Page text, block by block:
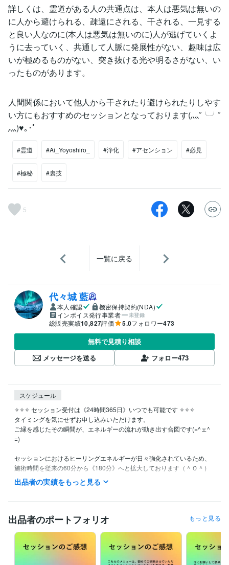
詳しくは、霊道がある人の共通点は、本人は悪気は無いの
に人から避けられる、疎遠にされる、干される、一見する
と良い人なのに(本人は悪気は無いのに)人が逃げていくよ
うに去っていく、共通して人脈に発展性がない、趣味は広
いが極めるものがない、突き抜ける光や明るさがない、い
ったものがあります。
人間関係において他人から干されたり避けられたりしやす
い方にもおすすめのセッションとなっております(灬˘╰╯˘
灬)♥｡･ﾟ
#霊道 #Ai_Yoyoshiro_ #浄化 #アセンション #必見
#極秘 #裏技
5
一覧に戻る
代々城 藍
本人確認
機密保持契約(NDA)
インボイス発行事業者
未登録
総販売実績10,827評価 5.0フォロワー473
無料で見積り相談
メッセージを送る
フォロー473
スケジュール
✧✧✧ セッション受付は《24時間365日》いつでも可能です ✧✧✧
タイミングを気にせずお申し込みいただけます。
ご縁を感じたその瞬間が、エネルギーの流れが動き出す合図です(=^ェ^
=)
セッションにおけるヒーリングエネルギーが日々強化されているため、
施術時間を従来の60分から《180分》へと拡大しております（＾Ｏ＾）
よって、より深く→より広く、神々様の光をお届けしています（＾Ｏ
＾）
いく《進化のセッション》をご提供しています。
魂の成長に応じたセッションをご用意しております(≧∀≦)
現在、多くのお客様からご依頼をいただいており、セッション開始時間
の個別指定は承っておりません。
出品者の実績をもっと見る
出品者のポートフォリオ もっと見る